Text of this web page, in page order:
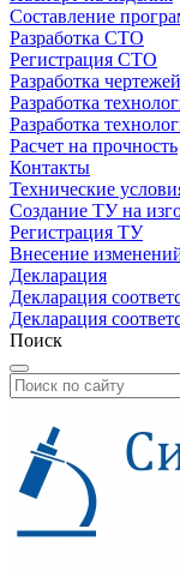
Составление
Разработка СТО
Регистрация СТО
Разработка чертежей
Разработка
Разработка
Расчет на прочность
Контакты
Технические
Создание ТУ на
Регистрация ТУ
Внесение
Декларация
Декларация
Декларация
Поиск